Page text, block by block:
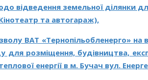
відведення земельної ділянки
та автогараж),
ВАТ «Тернопільобленерго» на
для розміщення, будівництва,
енергії в м. Бучач вул.